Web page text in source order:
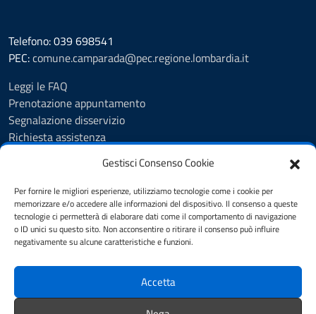
Gestisci Consenso Cookie
Per fornire le migliori esperienze, utilizziamo tecnologie come i cookie per
memorizzare e/o accedere alle informazioni del dispositivo. Il consenso a queste
tecnologie ci permetterà di elaborare dati come il comportamento di navigazione
o ID unici su questo sito. Non acconsentire o ritirare il consenso può influire
negativamente su alcune caratteristiche e funzioni.
Accetta
Telefono: 039 698541
PEC:comune.camparada@pec.regione.lombardia.it
Leggi le FAQ
Prenotazione appuntamento
Segnalazione disservizio
Richiesta assistenza
Amministrazione trasparente
Albo Pretorio
Informativa privacy
Note legali
Dichiarazione di accessibilità
SEGUICI SU